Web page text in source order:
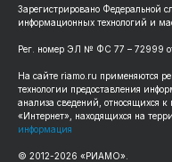
Зарегистрировано Федеральной
информационных технологий и
Рег. номер ЭЛ № ФС 77 – 72999
На сайте riamo.ru применяются
технологии предоставления
анализа сведений, относящихся к
«Интернет», находящихся на
информация
© 2012-2026 «РИАМО».